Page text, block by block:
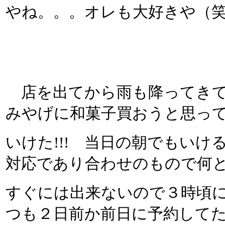
やね。。。オレも大好きや（
店を出てから雨も降ってき
みやげに和菓子買おうと思っ
いけた!!! 当日の朝でもいけ
対応であり合わせのもので何
すぐには出来ないので３時頃
つも２日前か前日に予約して